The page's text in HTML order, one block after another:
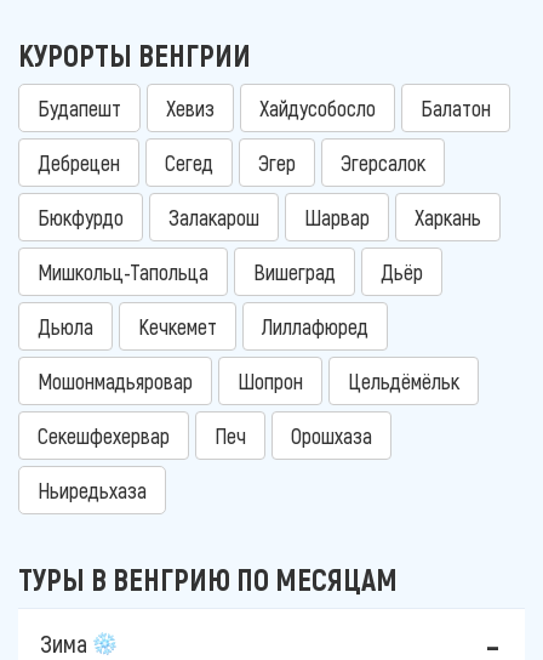
КУРОРТЫ ВЕНГРИИ
Будапешт Хевиз Хайдусобосло Балатон
Дебрецен Сегед Эгер Эгерсалок
Бюкфурдо Залакарош Шарвар Харкань
Мишкольц-Тапольца Вишеград Дьёр
Дьюла Кечкемет Лиллафюред
Мошонмадьяровар Шопрон Цельдёмёльк
Секешфехервар Печ Орошхаза
Ньиредьхаза
ТУРЫ В ВЕНГРИЮ ПО МЕСЯЦАМ
Зима